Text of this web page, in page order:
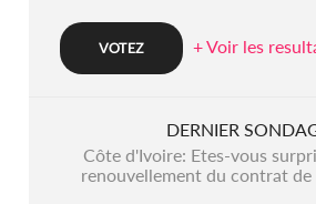
+ Voir les
DERNIER
Côte d'Ivoire: Etes-vous
renouvellement du contrat de